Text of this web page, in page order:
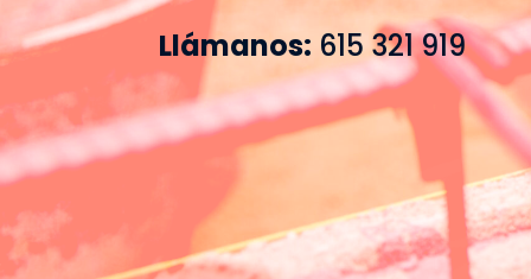
Llámanos: 615 321 919